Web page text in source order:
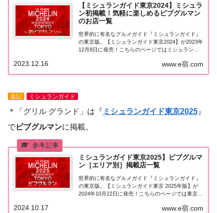
【ミシュランガイド東京2024】ミシュラ
ン初掲載！気軽に楽しめるビブグルマン
のお店一覧
世界的に有名なグルメガイド『ミシュランガイド』
の東京版。【ミシュランガイド東京2024】が2023年
12月8日に発売！こちらのページではミシュラン東
まとめました。ミシュラン東京2024 新しくビブグル
マンに掲載されたお店今年も「ミシュ...
www.e宿.com
2023.12.16
追記 ミシュランガイド
＊「グリル グランド」は『 ミシュランガイド東京2025 』
でビブグルマンに掲載。
ミシュランガイド東京2025】ビブグルマ
ン［エリア別］掲載店一覧
世界的に有名なグルメガイド『ミシュランガイド』
の東京版。【ミシュランガイド東京 2025年版】が
2024年10月22日に発売！こちらのページでは東京で
ラン）をエリア別に一覧にまとめました。ミシュラ
www.e宿.com
2024.10.17